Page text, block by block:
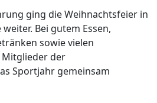
ging die Weihnachtsfeier in
Bei gutem Essen,
sowie vielen
Mitglieder der
Sportjahr gemeinsam